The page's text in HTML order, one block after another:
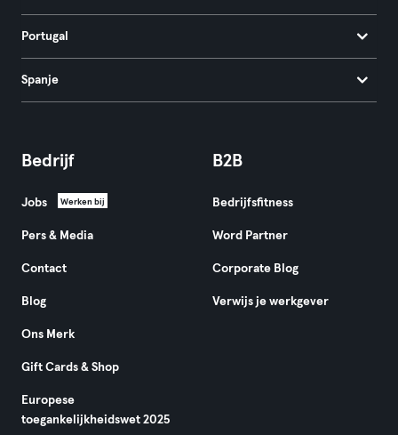
Portugal
Spanje
Bedrijf
Jobs Werken bij
Pers & Media
Contact
Blog
Ons Merk
Gift Cards & Shop
Europese
toegankelijkheidswet 2025
B2B
Bedrijfsfitness
Word Partner
Corporate Blog
Verwijs je werkgever